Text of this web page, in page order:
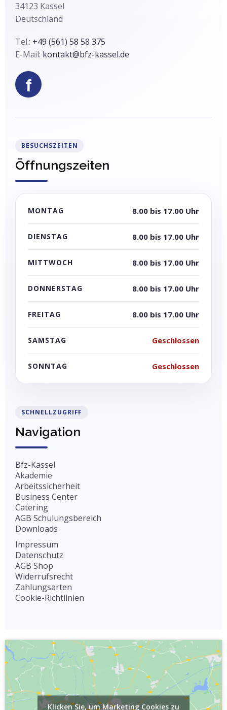
34123 Kassel
Deutschland
Tel.: +49 (561) 58 58 375
E-Mail: kontakt@bfz-kassel.de
f
BESUCHSZEITEN
Öffnungszeiten
MONTAG 8.00 bis 17.00 Uhr
DIENSTAG 8.00 bis 17.00 Uhr
MITTWOCH 8.00 bis 17.00 Uhr
DONNERSTAG 8.00 bis 17.00 Uhr
FREITAG 8.00 bis 17.00 Uhr
SAMSTAG Geschlossen
SONNTAG Geschlossen
SCHNELLZUGRIFF
Navigation
Bfz-Kassel
Akademie
Arbeitssicherheit
Business Center
Catering
AGB Schulungsbereich
Downloads
Impressum
Datenschutz
AGB Shop
Widerrufsrecht
Zahlungsarten
Cookie-Richtlinien
Klicken Sie, um Marketing Cookies zu